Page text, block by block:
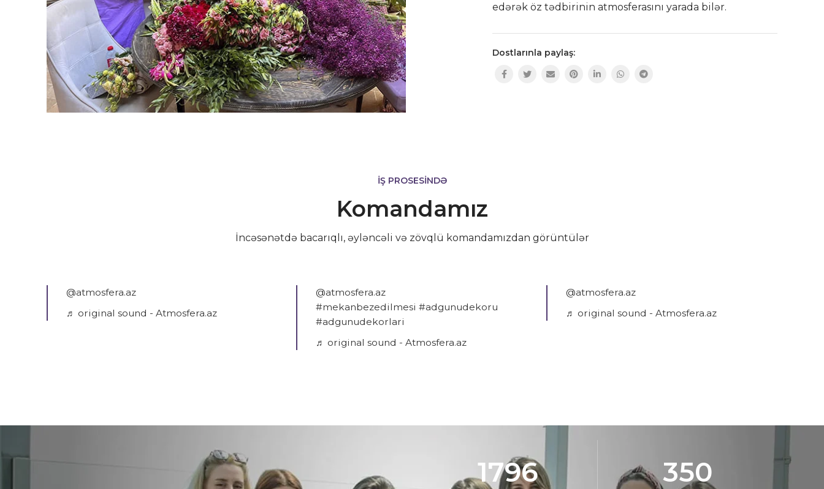
edərək öz tədbirinin atmosferasını yarada bilər.
Dostlarınla paylaş:
İŞ PROSESİNDƏ
Komandamız
İncəsənətdə bacarıqlı, əyləncəli və zövqlü komandamızdan görüntülər
@atmosfera.az
♬ original sound - Atmosfera.az
@atmosfera.az
#mekanbezedilmesi #adgunudekoru
#adgunudekorlari
♬ original sound - Atmosfera.az
@atmosfera.az
♬ original sound - Atmosfera.az
1800 350